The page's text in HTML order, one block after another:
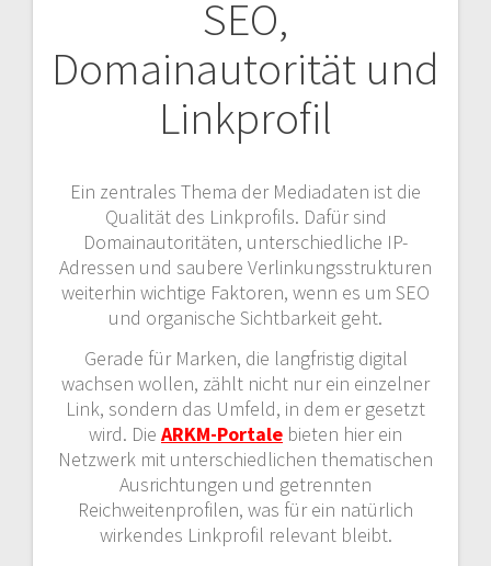
SEO,
Domainautorität und
Linkprofil
Ein zentrales Thema der Mediadaten ist die
Qualität des Linkprofils. Dafür sind
Domainautoritäten, unterschiedliche IP-
Adressen und saubere Verlinkungsstrukturen
weiterhin wichtige Faktoren, wenn es um SEO
und organische Sichtbarkeit geht.
Gerade für Marken, die langfristig digital
wachsen wollen, zählt nicht nur ein einzelner
Link, sondern das Umfeld, in dem er gesetzt
wird. Die ARKM-Portale bieten hier ein
Netzwerk mit unterschiedlichen thematischen
Ausrichtungen und getrennten
Reichweitenprofilen, was für ein natürlich
wirkendes Linkprofil relevant bleibt.